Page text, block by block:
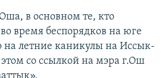
в основном те, кто
время беспорядков на юге
на летние каникулы на Иссык-
со ссылкой на мэра г.Ош